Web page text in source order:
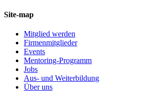
Site-map
Mitglied werden
Firmenmitglieder
Events
Mentoring-Programm
Jobs
Aus- und Weiterbildung
Über uns